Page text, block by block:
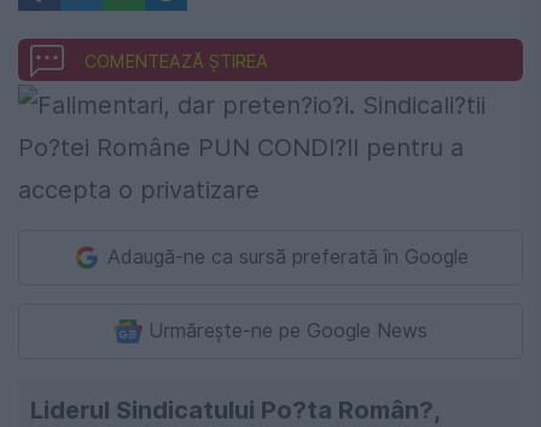
COMENTEAZĂ ȘTIREA
Adaugă-ne ca sursă preferată în Google
Urmărește-ne pe Google News
Liderul Sindicatului Po?ta Român?,